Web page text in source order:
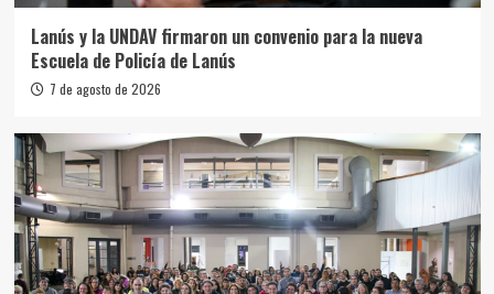
Lanús y la UNDAV firmaron un convenio para la nueva
Escuela de Policía de Lanús
7 de agosto de 2026